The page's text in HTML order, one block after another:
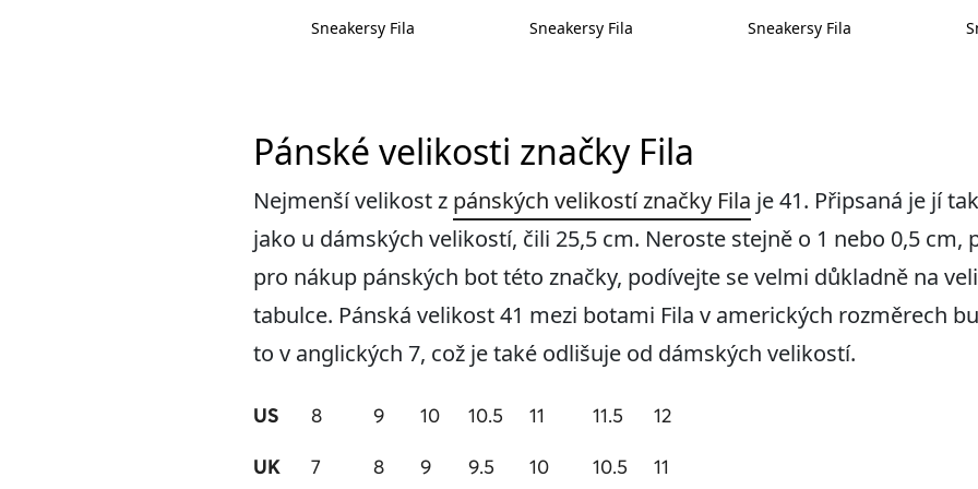
Sneakersy Fila Sneakersy Fila Sneakersy Fila
Pánské velikosti značky Fila
Nejmenší velikost z pánských velikostí značky Fila je 41. Připsaná je jí
jako u dámských velikostí, čili 25,5 cm. Neroste stejně o 1 nebo 0,5 cm,
pro nákup pánských bot této značky, podívejte se velmi důkladně na
tabulce. Pánská velikost 41 mezi botami Fila v amerických rozměrech
to v anglických 7, což je také odlišuje od dámských velikostí.
US 8 9 10 10.5 11 11.5 12
UK 7 8 9 9.5 10 10.5 11